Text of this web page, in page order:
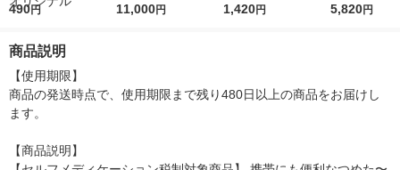
r（ロハコウォータ
シ） オリジナル
490円
5ｇ 資生堂 おまけ
11,000円
レス 500ml 1箱（24
1,420円
詰め替え メガ
5,820円
商品説明
【使用期限】
商品の発送時点で、使用期限まで残り480日以上の商品をお届けし
ます。
【商品説明】